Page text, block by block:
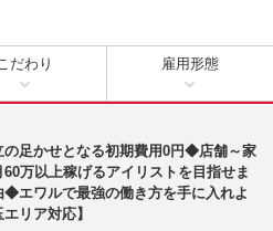
だわり 雇用形態
の足かせとなる初期費用0円◆店舗～家
万以上稼げるアイリストを目指せま
エワルで最強の働き方を手に入れよ
リア対応】